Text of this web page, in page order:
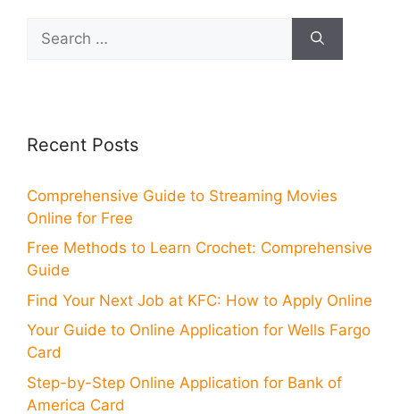
for:
Recent Posts
Comprehensive Guide to Streaming Movies
Online for Free
Free Methods to Learn Crochet: Comprehensive
Guide
Find Your Next Job at KFC: How to Apply Online
Your Guide to Online Application for Wells Fargo
Card
Step-by-Step Online Application for Bank of
America Card